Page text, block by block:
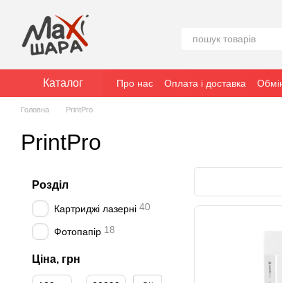
Каталог Про нас Оплата і доставка
Головна PrintPro
PrintPro
Розділ
Картриджі лазерні 40
Фотопапір 18
Ціна, грн
Від Ціна, грн
До Ціна, грн